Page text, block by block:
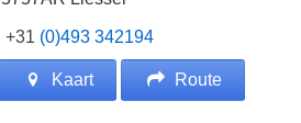
+31 (0)493 342194
Kaart Route